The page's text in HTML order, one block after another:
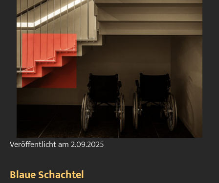
Veröffentlicht am2.09.2025
Blaue Schachtel